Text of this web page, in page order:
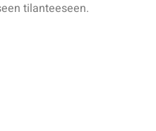
tilanteeseen.